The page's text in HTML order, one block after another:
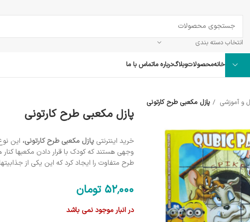
انتخاب دسته بندی
خانهمحصولاتوبلاگدرباره ماتماس با ما
و آموزشی پازل مکعبی طرح کارتونی
پازل مکعبی طرح کارتونی
خرید اینترنتی پازل مکعبی طرح کارتونی، این
وجهی هستند که کودک با قرار دادن مکعبها
طرح متفاوت را ایجاد کرد که این یکی از
52٬000 تومان
در انبار موجود نمی باشد